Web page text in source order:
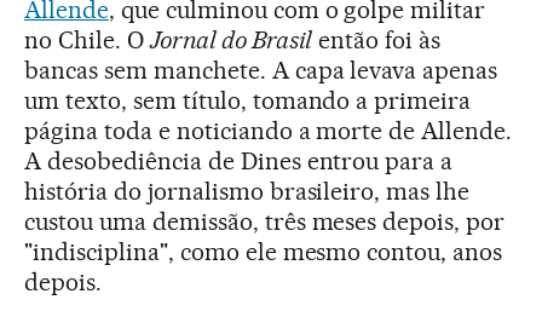
Allende, que culminou com o golpe militar
no Chile. OJornal do Brasil então foi às
bancas sem manchete. A capa levava apenas
um texto, sem título, tomando a primeira
página toda e noticiando a morte de Allende.
A desobediência de Dines entrou para a
história do jornalismo brasileiro, mas lhe
custou uma demissão, três meses depois, por
"indisciplina", como ele mesmo contou, anos
depois.